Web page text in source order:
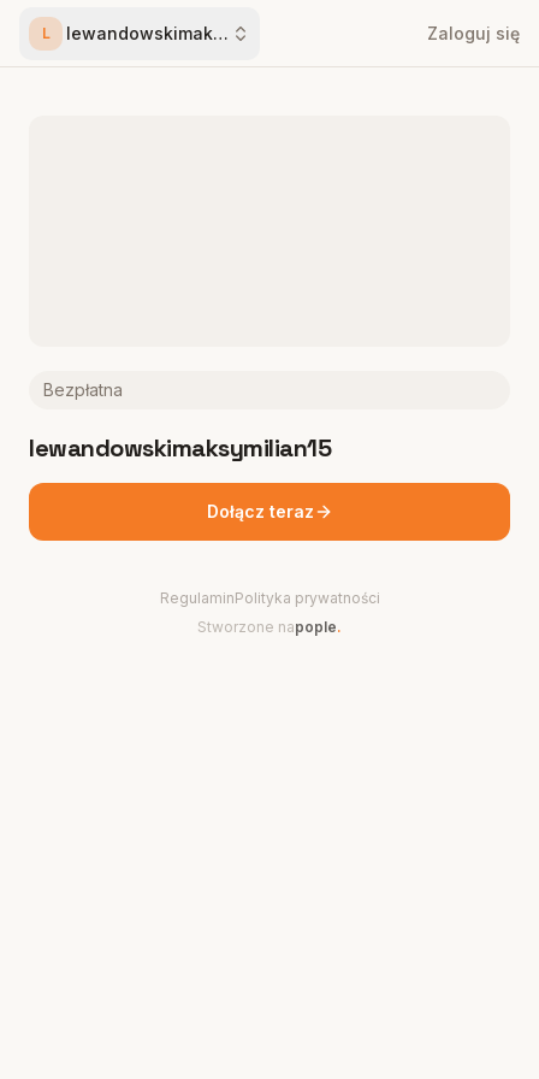
L lewandowskimaksymilian15 Zaloguj się
Bezpłatna
lewandowskimaksymilian15
Dołącz teraz
RegulaminPolityka prywatności
Stworzone napople.